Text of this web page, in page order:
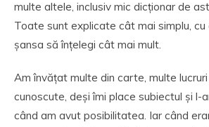
multe altele, inclusiv mic dicționar de
Toate sunt explicate cât mai simplu, cu
șansa să înțelegi cât mai mult.
Am învățat multe din carte, multe lucruri
cunoscute, deși îmi place subiectul și l-
când am avut posibilitatea. Iar când